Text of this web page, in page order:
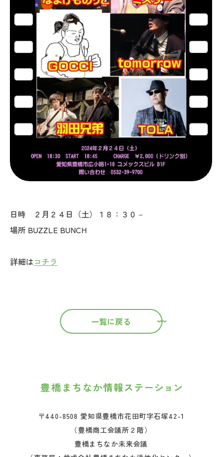
日時 ２月２４日（土）１８：３０－
場所 BUZZLE BUNCH
詳細はコチラ
一覧に戻る
〒440-8508 愛知県豊橋市花田町字石塚42-1
（豊橋商工会議所２階）
豊橋まちなか未来会議